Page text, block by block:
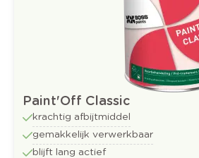
Paint'Off Classic
krachtig afbijtmiddel
gemakkelijk verwerkbaar
blijft lang actief